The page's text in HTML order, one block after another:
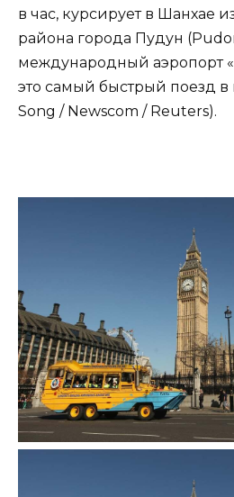
в час, курсирует в Шанхае
района города Пудун
международный аэропорт
это самый быстрый поезд в
Song / Newscom / Reuters).